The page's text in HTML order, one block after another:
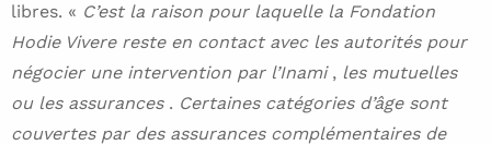
libres. « C’est la raison pour laquelle la Fondation
Hodie Vivere reste en contact avec les autorités pour
négocier une intervention par l’Inami , les mutuelles
ou les assurances . Certaines catégories d’âge sont
couvertes par des assurances complémentaires de